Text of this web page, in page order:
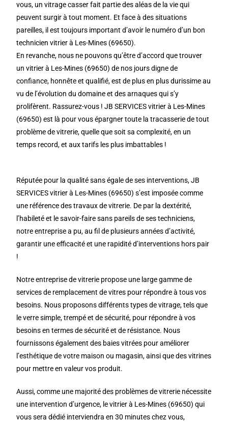
vous, un vitrage casser fait partie des aléas de la vie qui
peuvent surgir à tout moment. Et face à des situations
pareilles, il est toujours important d’avoir le numéro d’un bon
technicien vitrier à Les-Mines (69650).
En revanche, nous ne pouvons qu’être d’accord que trouver
un vitrier à Les-Mines (69650) de nos jours digne de
confiance, honnête et qualifié, est de plus en plus durissime au
vu de l’évolution du domaine et des arnaques qui s’y
prolifèrent. Rassurez-vous ! JB SERVICES vitrier à Les-Mines
(69650) est là pour vous épargner toute la tracasserie de tout
problème de vitrerie, quelle que soit sa complexité, en un
temps record, et aux tarifs les plus imbattables !
Réputée pour la qualité sans égale de ses interventions, JB
SERVICES vitrier à Les-Mines (69650) s’est imposée comme
une référence des travaux de vitrerie. De par la dextérité,
l’habileté et le savoir-faire sans pareils de ses techniciens,
notre entreprise a pu, au fil de plusieurs années d’activité,
garantir une efficacité et une rapidité d’interventions hors pair
!
Notre entreprise de vitrerie propose une large gamme de
services de remplacement de vitres pour répondre à tous vos
besoins. Nous proposons différents types de vitrage, tels que
le verre simple, trempé et de sécurité, pour répondre à vos
besoins en termes de sécurité et de résistance. Nous
fournissons également des baies vitrées pour améliorer
l’esthétique de votre maison ou magasin, ainsi que des vitrines
pour mettre en valeur vos produit.
Aussi, comme une majorité des problèmes de vitrerie nécessite
une intervention d’urgence, le vitrier à Les-Mines (69650) qui
vous sera dédié interviendra en 30 minutes chez vous,